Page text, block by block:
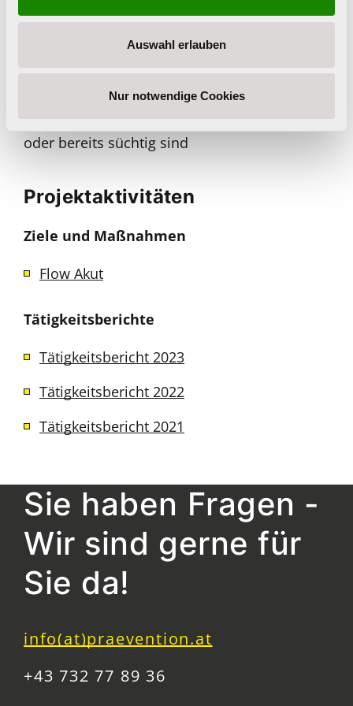
Auswahl erlauben
Nur notwendige Cookies
Jugendliche und junge Erwachsene, die
oder bereits süchtig sind
Projektaktivitäten
Ziele und Maßnahmen
Flow Akut
Tätigkeitsberichte
Tätigkeitsbericht 2023
Tätigkeitsbericht 2022
Tätigkeitsbericht 2021
Sie haben Fragen -
Wir sind gerne für
Sie da!
info(at)praevention.at
+43 732 77 89 36